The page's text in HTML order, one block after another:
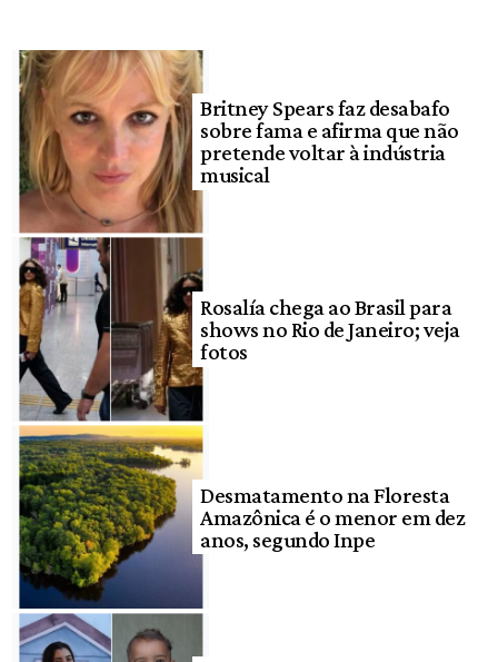
Britney Spears faz desabafo
sobre fama e afirma que não
pretende voltar à indústria
musical
Rosalía chega ao Brasil para
shows no Rio de Janeiro; veja
fotos
Desmatamento na Floresta
Amazônica é o menor em dez
anos, segundo Inpe